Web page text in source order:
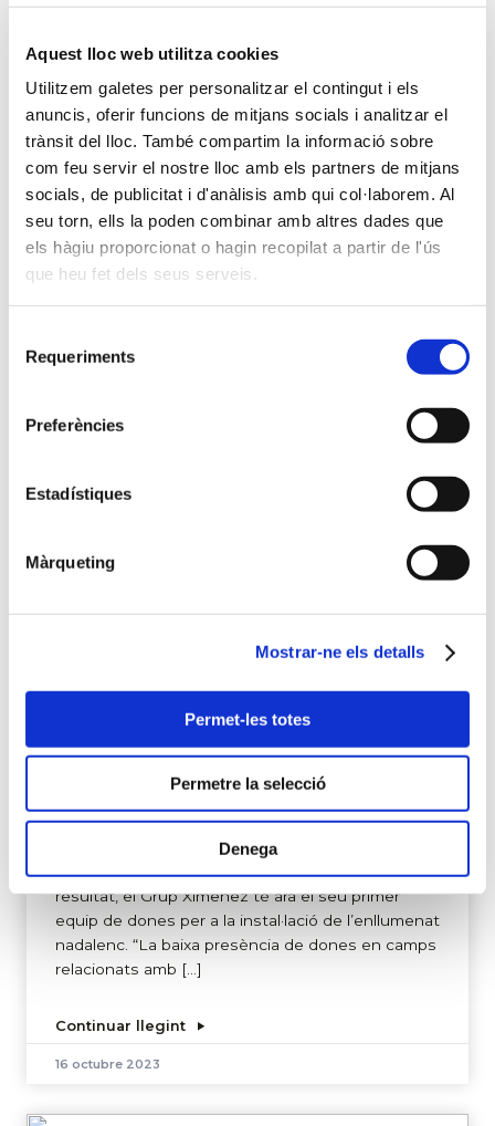
Aquest lloc web utilitza cookies
Utilitzem galetes per personalitzar el contingut i els
anuncis, oferir funcions de mitjans socials i analitzar el
trànsit del lloc. També compartim la informació sobre
com feu servir el nostre lloc amb els partners de mitjans
socials, de publicitat i d'anàlisis amb qui col·laborem. Al
seu torn, ells la poden combinar amb altres dades que
els hàgiu proporcionat o hagin recopilat a partir de l'ús
que heu fet dels seus serveis.
Requeriments
Preferències
Estadístiques
Màrqueting
Mostrar-ne els detalls
Permet-les totes
Permetre la selecció
Denega
Enllumenat de Fira
Il·luminació de
festes populars
Il·luminació de festes
Descobreix alguns dels
nostres treballs
Notícies
Segueix l'actualitat de Ximenez
El Grup Ximenez incorpora el
primer equip totalment femení a la
seva brigada d’assemblatge
amb la incorporació de les dues primeres
especialistes en assemblatge i instal·lació
d’enllumenat públic i estructures grans. Com a
resultat, el Grup Ximenez té ara el seu primer
equip de dones per a la instal·lació de l’enllumenat
nadalenc. “La baixa presència de dones en camps
relacionats amb […]
Continuar llegint
16 octubre 2023